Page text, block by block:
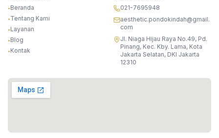
•Beranda
•Tentang Kami
•Layanan
•Blog
•Kontak
021-7695948
aesthetic.pondokindah@gmail.
com
Jl. Niaga Hijau Raya No.49, Pd.
Pinang, Kec. Kby. Lama, Kota
Jakarta Selatan, DKI Jakarta
12310